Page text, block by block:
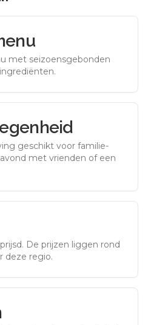
met seizoensgebonden
geschikt voor familie-
met vrienden of een
. De prijzen liggen rond
deze regio.